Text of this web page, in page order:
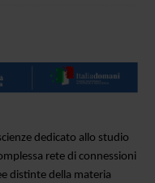
dedicato allo studio
rete di connessioni
distinte della materia